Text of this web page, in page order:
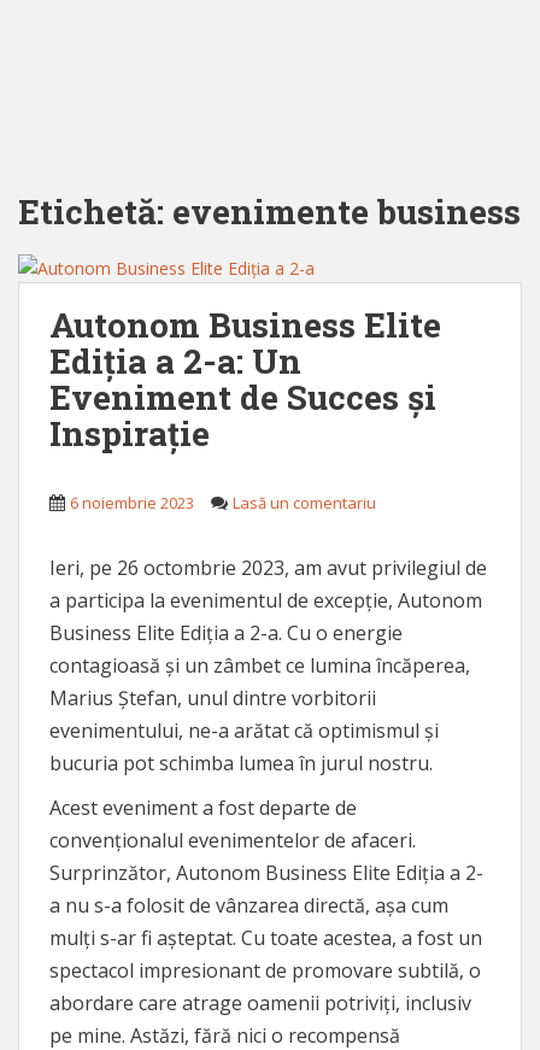
Etichetă: evenimente business
Autonom Business Elite
Ediția a 2-a: Un
Eveniment de Succes și
Inspirație
6 noiembrie 2023 Lasă un comentariu
Ieri, pe 26 octombrie 2023, am avut privilegiul de
a participa la evenimentul de excepție, Autonom
Business Elite Ediția a 2-a. Cu o energie
contagioasă și un zâmbet ce lumina încăperea,
Marius Ștefan, unul dintre vorbitorii
evenimentului, ne-a arătat că optimismul și
bucuria pot schimba lumea în jurul nostru.
Acest eveniment a fost departe de
convenționalul evenimentelor de afaceri.
Surprinzător, Autonom Business Elite Ediția a 2-
a nu s-a folosit de vânzarea directă, așa cum
mulți s-ar fi așteptat. Cu toate acestea, a fost un
spectacol impresionant de promovare subtilă, o
abordare care atrage oamenii potriviți, inclusiv
pe mine. Astăzi, fără nici o recompensă